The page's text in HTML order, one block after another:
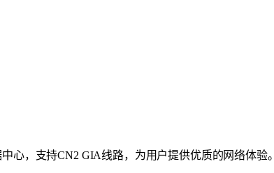
心，支持CN2 GIA线路，为用户提供优质的网络体验。